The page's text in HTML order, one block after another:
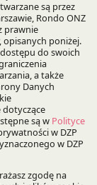
Zapisz